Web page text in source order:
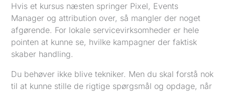
Hvis et kursus næsten springer Pixel, Events
Manager og attribution over, så mangler der noget
afgørende. For lokale servicevirksomheder er hele
pointen at kunne se, hvilke kampagner der faktisk
skaber handling.
Du behøver ikke blive tekniker. Men du skal forstå nok
til at kunne stille de rigtige spørgsmål og opdage, når